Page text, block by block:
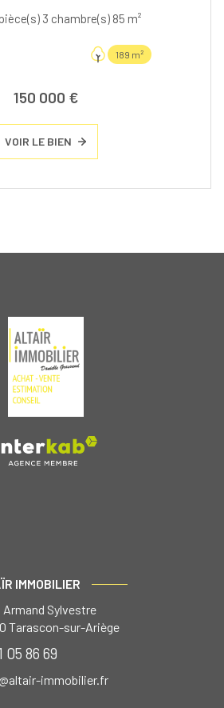
Maison 4 pièce(s) 3 chambre(s) 85 m²
189 m²
150 000 €
VOIR LE BIEN
IMMOBILIER
Armand Sylvestre
Tarascon-sur-Ariège
05 86 69
immobilier.fr